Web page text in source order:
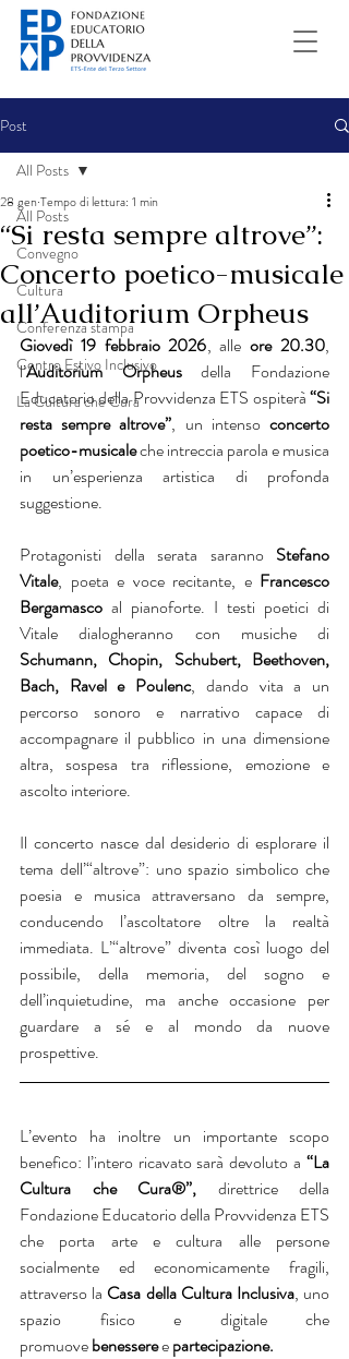
Post
All Posts
Convegno
Cultura
Conferenza stampa
Centro Estivo Inclusivo
La Cultura che Cura
All Posts
“Si resta sempre altrove”:
Concerto poetico-musicale
all’Auditorium Orpheus
28 genTempo di lettura: 1 min
Giovedì 19 febbraio 2026, alle ore 20.30,
l’Auditorium Orpheus della Fondazione
Educatorio della Provvidenza ETS ospiterà “Si
resta sempre altrove”, un intenso concerto
poetico-musicale che intreccia parola e musica
in un’esperienza artistica di profonda
suggestione.
Protagonisti della serata saranno Stefano
Vitale, poeta e voce recitante, e Francesco
Bergamasco al pianoforte. I testi poetici di
Schumann, Chopin, Schubert, Beethoven,
Bach, Ravel e Poulenc, dando vita a un
percorso sonoro e narrativo capace di
accompagnare il pubblico in una dimensione
altra, sospesa tra riflessione, emozione e
ascolto interiore.
Il concerto nasce dal desiderio di esplorare il
tema dell’“altrove”: uno spazio simbolico che
poesia e musica attraversano da sempre,
conducendo l’ascoltatore oltre la realtà
immediata. L’“altrove” diventa così luogo del
possibile, della memoria, del sogno e
dell’inquietudine, ma anche occasione per
guardare a sé e al mondo da nuove
prospettive.
L’evento ha inoltre un importante scopo
benefico: l’intero ricavato sarà devoluto a “La
Cultura che Cura®”, direttrice della
Fondazione Educatorio della Provvidenza ETS
che porta arte e cultura alle persone
socialmente ed economicamente fragili,
attraverso la Casa della Cultura Inclusiva, uno
spazio fisico e digitale che
promuove benessere e partecipazione.